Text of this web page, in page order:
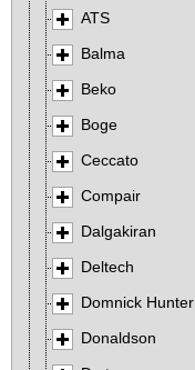
ATS
Balma
Beko
Boge
Ceccato
Compair
Dalgakiran
Deltech
Domnick Hunter
Donaldson